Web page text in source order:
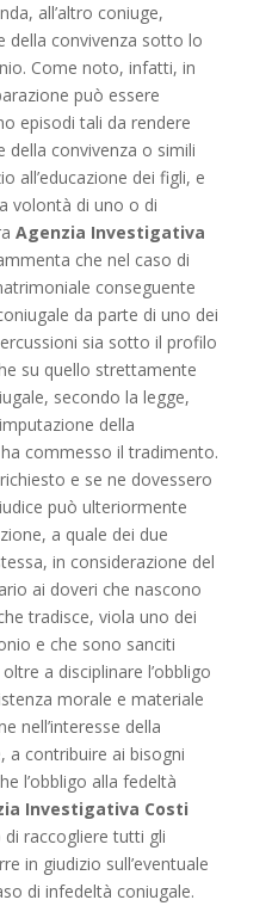
all’altro coniuge,
della convivenza sotto lo
Come noto, infatti, in
può essere
episodi tali da rendere
della convivenza o simili
all’educazione dei figli, e
volontà di uno o di
Agenzia Investigativa
che nel caso di
conseguente
da parte di uno dei
sia sotto il profilo
su quello strettamente
secondo la legge,
della
commesso il tradimento.
e se ne dovessero
può ulteriormente
a quale dei due
in considerazione del
ai doveri che nascono
tradisce, viola uno dei
e che sono sanciti
a disciplinare l’obbligo
morale e materiale
nell’interesse della
a contribuire ai bisogni
l’obbligo alla fedeltà
Investigativa Costi
di raccogliere tutti gli
in giudizio sull’eventuale
di infedeltà coniugale.